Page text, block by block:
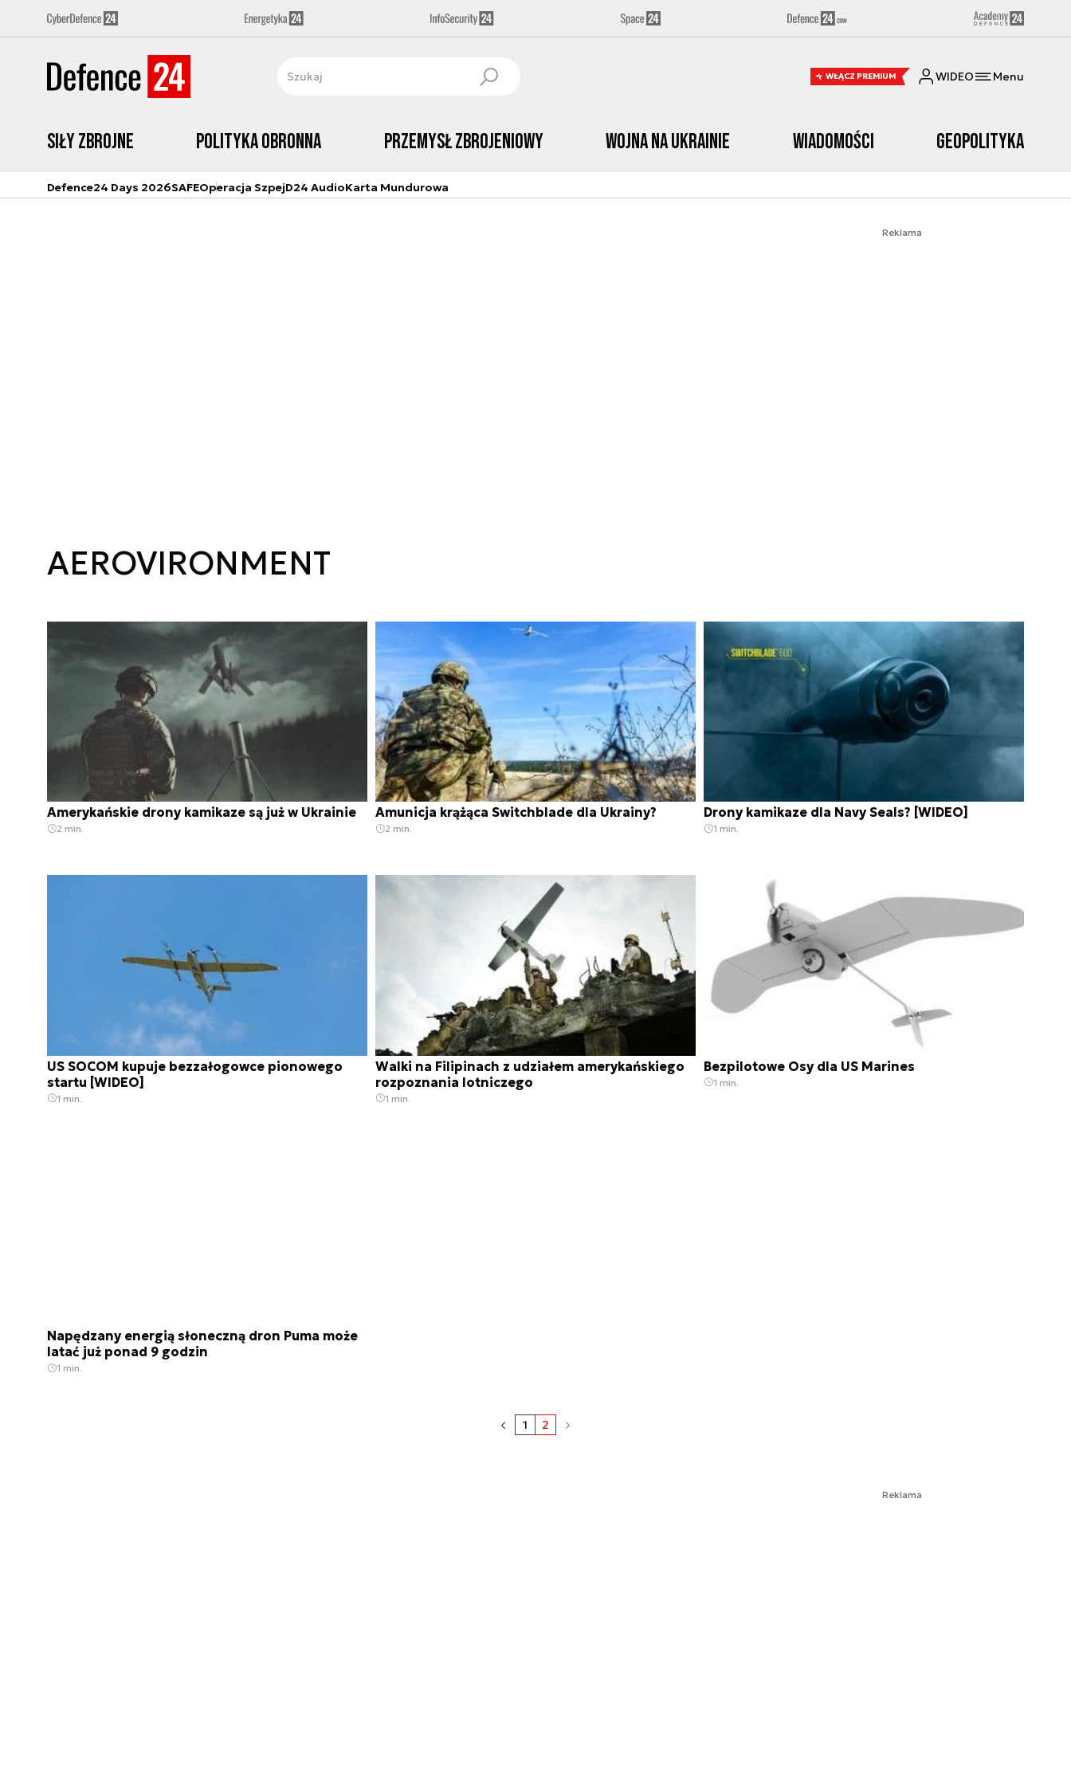
WŁĄCZ PREMIUM WIDEO Menu
Siły zbrojne Polityka obronna Przemysł Zbrojeniowy Wojna na Ukrainie Wiadomości Geopolityka
Defence24 Days 2026SAFEOperacja SzpejD24 AudioKarta Mundurowa
Reklama
AEROVIRONMENT
Amerykańskie drony kamikaze są już w Ukrainie
2 min.
Amunicja krążąca Switchblade dla Ukrainy?
2 min.
Drony kamikaze dla Navy Seals? [WIDEO]
1 min.
US SOCOM kupuje bezzałogowce pionowego
startu [WIDEO]
1 min.
Walki na Filipinach z udziałem amerykańskiego
rozpoznania lotniczego
1 min.
Bezpilotowe Osy dla US Marines
1 min.
Napędzany energią słoneczną dron Puma może
latać już ponad 9 godzin
1 min.
1 2
Reklama